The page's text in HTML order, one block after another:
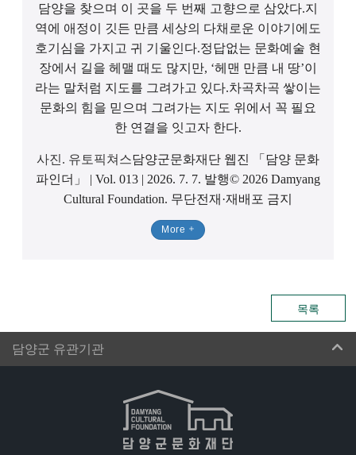
담양을 찾으며 이 곳을 두 번째 고향으로 삼았다.지
역에 애정이 깃든 만큼 세상의 다채로운 이야기에도
호기심을 가지고 귀 기울인다.정답없는 문화예술 현
장에서 길을 헤맬 때도 많지만, ‘헤맨 만큼 내 땅’이
라는 말처럼 지도를 그려가고 있다.차곡차곡 쌓이는
문화의 힘을 믿으며 그려가는 지도 위에서 꼭 필요
한 연결을 잇고자 한다.
사진. 유토픽쳐스담양군문화재단 웹진 「담양 문화
파인더」 | Vol. 013 | ​2026. 7. 7. 발행© 2026 Damyang
Cultural Foundation. 무단전재·재배포 금지
More
목록
담양군 유관기관